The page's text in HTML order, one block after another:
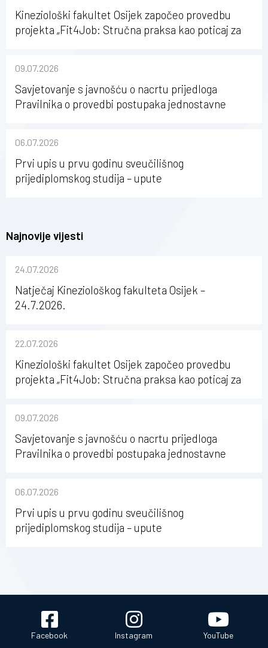
Kineziološki fakultet Osijek započeo provedbu
projekta „Fit4Job: Stručna praksa kao poticaj za
09.07.2026
Savjetovanje s javnošću o nacrtu prijedloga
Pravilnika o provedbi postupaka jednostavne
Osijeku
06.07.2026
Prvi upis u prvu godinu sveučilišnog
prijediplomskog studija – upute
Najnovije vijesti
24.07.2026
Natječaj Kineziološkog fakulteta Osijek –
24.7.2026.
22.07.2026
Kineziološki fakultet Osijek započeo provedbu
projekta „Fit4Job: Stručna praksa kao poticaj za
09.07.2026
Savjetovanje s javnošću o nacrtu prijedloga
Pravilnika o provedbi postupaka jednostavne
Osijeku
06.07.2026
Prvi upis u prvu godinu sveučilišnog
prijediplomskog studija – upute
Facebook Instagram YouTube